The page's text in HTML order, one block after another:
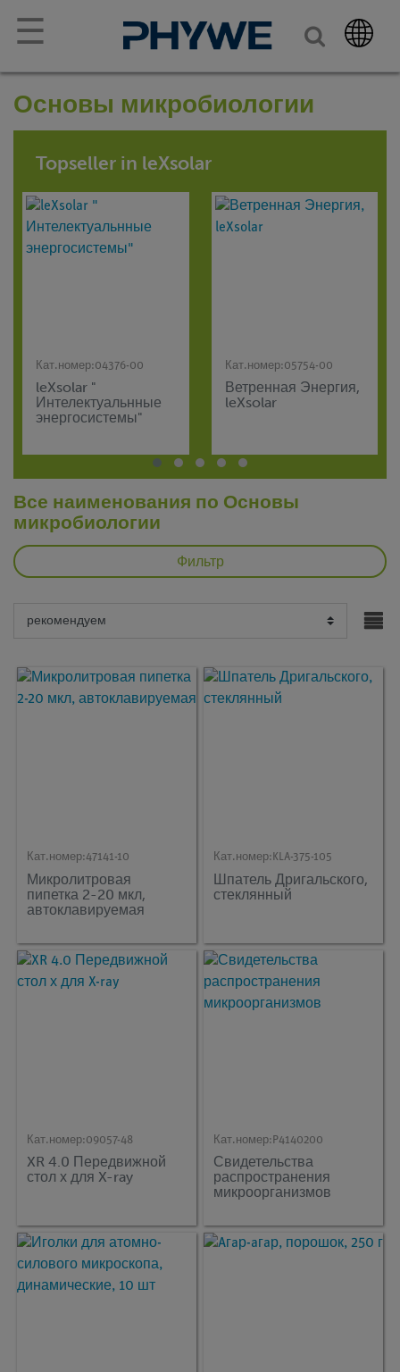
☰
Основы микробиологии
Topseller in leXsolar
Кат.номер:04376-00
leXsolar "
Интелектуальнные
энергосистемы"
Кат.номер:05754-00
Ветренная Энергия,
leXsolar
Все наименования по Основы
микробиологии
Фильтр
Кат.номер:47141-10
Микролитровая
пипетка 2-20 мкл,
автоклавируемая
Кат.номер: KLA-375-105
Шпатель Дригальского,
стеклянный
Кат.номер:09057-48
XR 4.0 Передвижной
стол х для X-ray
Кат.номер: P4140200
Свидетельства
распространения
микроорганизмов